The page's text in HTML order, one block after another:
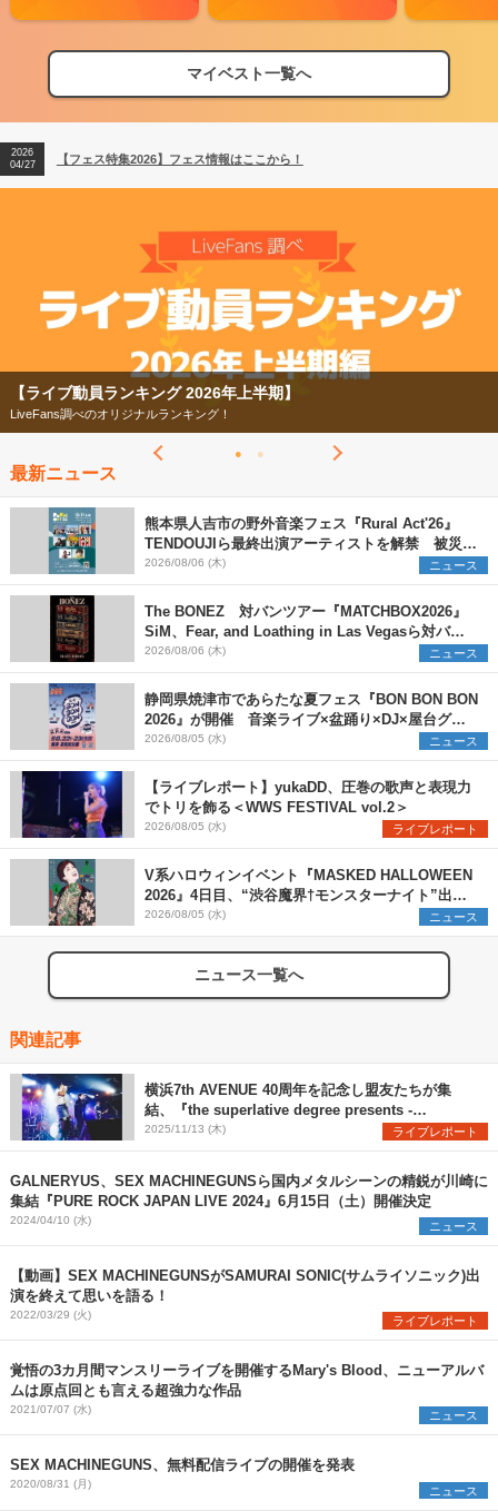
マイベスト一覧へ
【フェス特集2026】フェス情報はここから！
【ライブ動員ランキング】2026年上半期編発表！
2026
04/27
【フェス特集2026】フェス情報はここから！
2026
【ライブ動員ランキング 2026年上半期】
LiveFans調べのオリジナルランキング！
最新ニュース
熊本県人吉市の野外音楽フェス『Rural Act'26』
TENDOUJIら最終出演アーティストを解禁 被災地
支援プロジェクトの始動も発表
2026/08/06 (木) ニュース
The BONEZ 対バンツアー『MATCHBOX2026』
SiM、Fear, and Loathing in Las Vegasら対バン
アーティストを一斉解禁
2026/08/06 (木) ニュース
静岡県焼津市であらたな夏フェス『BON BON BON
2026』が開催 音楽ライブ×盆踊り×DJ×屋台グル
メ×ランタンナイトで彩る2日間
2026/08/05 (水) ニュース
【ライブレポート】yukaDD、圧巻の歌声と表現力
でトリを飾る＜WWS FESTIVAL vol.2＞
2026/08/05 (水) ライブレポート
V系ハロウィンイベント『MASKED HALLOWEEN
2026』4日目、“渋谷魔界†モンスターナイト”出演6
組を発表
2026/08/05 (水) ニュース
ニュース一覧へ
関連記事
横浜7th AVENUE 40周年を記念し盟友たちが集
結、『the superlative degree presents -
yokohama 7th AVENUE 40th ANNIVERSARY-』
公式レポート
2025/11/13 (木) ライブレポート
GALNERYUS、SEX MACHINEGUNSら国内メタルシーンの精鋭が川崎に
集結『PURE ROCK JAPAN LIVE 2024』6月15日（土）開催決定
2024/04/10 (水) ニュース
【動画】SEX MACHINEGUNSがSAMURAI SONIC(サムライソニック)出
演を終えて思いを語る！
2022/03/29 (火) ライブレポート
覚悟の3カ月間マンスリーライブを開催するMary's Blood、ニューアルバ
ムは原点回とも言える超強力な作品
2021/07/07 (水) ニュース
SEX MACHINEGUNS、無料配信ライブの開催を発表
2020/08/31 (月) ニュース